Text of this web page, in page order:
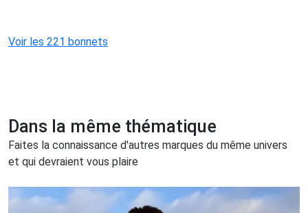
Voir les 221 bonnets
Dans la même thématique
Faites la connaissance d'autres marques du même univers
et qui devraient vous plaire